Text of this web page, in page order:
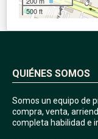
500 ft
QUIÉNES SOMOS
Somos un equipo de
compra, venta,
completa habilidad e